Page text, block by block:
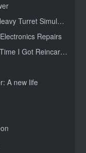
铁巢重炮/IRON NEST: Heavy Turret Simulator
Repairs
转生成为暴君之神/That Time I Got Reincarnated as a Tyrant God
A new life